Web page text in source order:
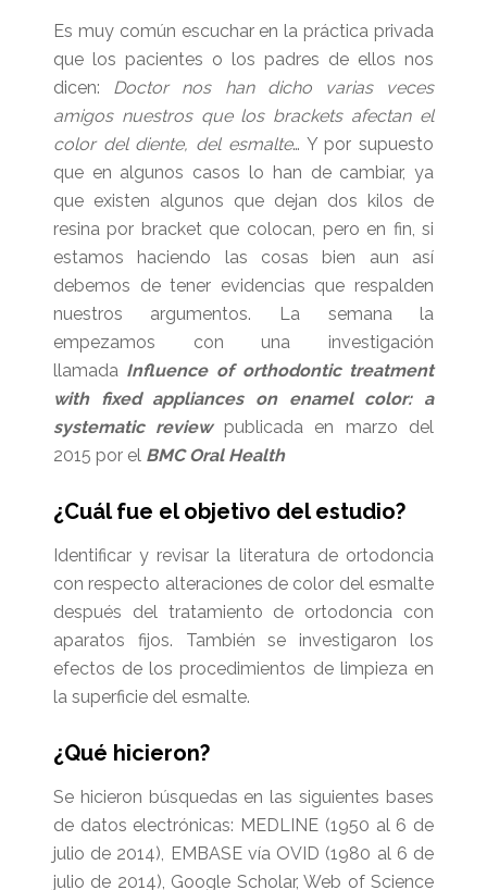
Es muy común escuchar en la práctica privada
que los pacientes o los padres de ellos nos
dicen: Doctor nos han dicho varias veces
amigos nuestros que los brackets afectan el
color del diente, del esmalte… Y por supuesto
que en algunos casos lo han de cambiar, ya
que existen algunos que dejan dos kilos de
resina por bracket que colocan, pero en fin, si
estamos haciendo las cosas bien aun así
debemos de tener evidencias que respalden
nuestros argumentos. La semana la
empezamos con una investigación
llamada Influence of orthodontic treatment
with fixed appliances on enamel color: a
systematic reviewpublicada en marzo del
2015 por el BMC Oral Health
¿Cuál fue el objetivo del estudio?
Identificar y revisar la literatura de ortodoncia
con respecto alteraciones de color del esmalte
después del tratamiento de ortodoncia con
aparatos fijos. También se investigaron los
efectos de los procedimientos de limpieza en
la superficie del esmalte.
¿Qué hicieron?
Se hicieron búsquedas en las siguientes bases
de datos electrónicas: MEDLINE (1950 al 6 de
julio de 2014), EMBASE vía OVID (1980 al 6 de
julio de 2014), Google Scholar, Web of Science